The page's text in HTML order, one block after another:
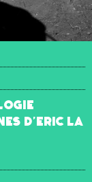
d’Eric La